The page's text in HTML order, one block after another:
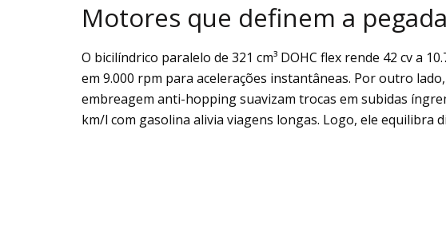
Motores que definem a
O bicilíndrico paralelo de 321 cm³ DOHC flex rende 42 cv a
em 9.000 rpm para acelerações instantâneas. Por outro
embreagem anti-hopping suavizam trocas em subidas
km/l com gasolina alivia viagens longas. Logo, ele equilibra